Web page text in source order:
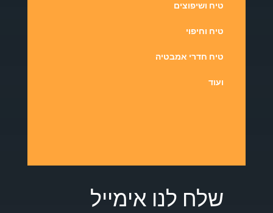
טיח ושיפוצים
טיח וחיפוי
טיח חדרי אמבטיה
ועוד
שלח לנו אימייל